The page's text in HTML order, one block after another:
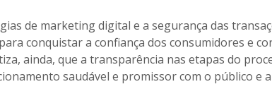
de marketing digital e a segurança das
conquistar a confiança dos consumidores e
ainda, que a transparência nas etapas do
saudável e promissor com o público e